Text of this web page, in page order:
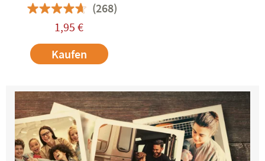
(268)
1,95 €
Kaufen